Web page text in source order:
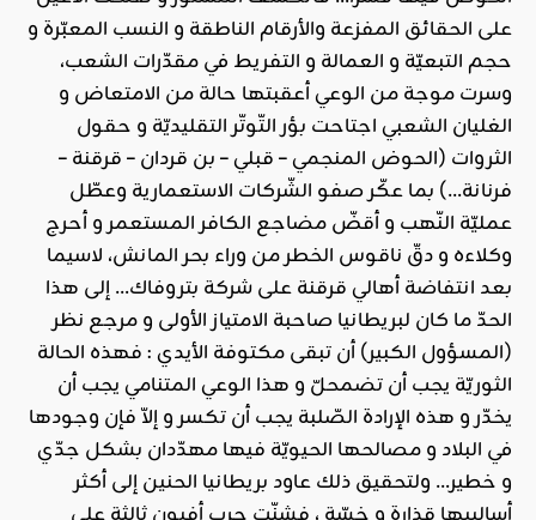
على الحقائق المفزعة والأرقام الناطقة و النسب المعبّرة و
حجم التبعيّة و العمالة و التفريط في مقدّرات الشعب،
وسرت موجة من الوعي أعقبتها حالة من الامتعاض و
الغليان الشعبي اجتاحت بؤر التّوتّر التقليديّة و حقول
الثروات (الحوض المنجمي – قبلي – بن قردان – قرقنة –
فرنانة…) بما عكّر صفو الشّركات الاستعمارية وعطّل
عمليّة النّهب و أقضّ مضاجع الكافر المستعمر و أحرج
وكلاءه و دقّ ناقوس الخطر من وراء بحر المانش، لاسيما
بعد انتفاضة أهالي قرقنة على شركة بتروفاك… إلى هذا
الحدّ ما كان لبريطانيا صاحبة الامتياز الأولى و مرجع نظر
(المسؤول الكبير) أن تبقى مكتوفة الأيدي : فهذه الحالة
الثوريّة يجب أن تضمحلّ و هذا الوعي المتنامي يجب أن
يخدّر و هذه الإرادة الصّلبة يجب أن تكسر و إلاّ فإن وجودها
في البلاد و مصالحها الحيويّة فيها مهدّدان بشكل جدّي
و خطير… ولتحقيق ذلك عاود بريطانيا الحنين إلى أكثر